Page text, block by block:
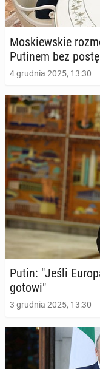
Mo­skiew­skie
Putinem bez
4 grudnia 2025, 13:30
Putin: "Jeśli
gotowi"
3 grudnia 2025, 13:30